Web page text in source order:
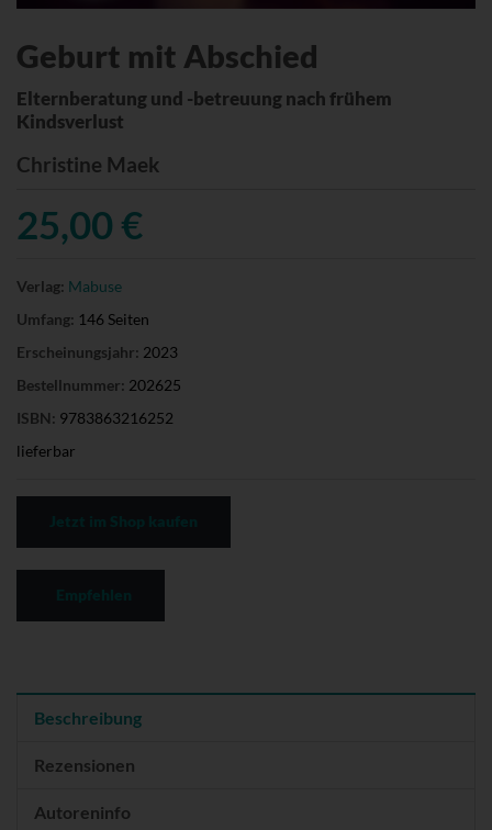
Geburt mit Abschied
Elternberatung und -betreuung nach frühem
Kindsverlust
Christine Maek
25,00 €
Verlag: Mabuse
Umfang: 146 Seiten
Erscheinungsjahr: 2023
Bestellnummer: 202625
ISBN: 9783863216252
lieferbar
Beschreibung
Rezensionen
Autoreninfo